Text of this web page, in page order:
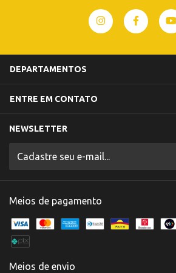
DEPARTAMENTOS
ENTRE EM CONTATO
NEWSLETTER
Meios de pagamento
Meios de envio